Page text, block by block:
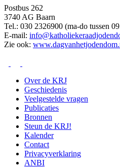
Postbus 262
3740 AG Baarn
Tel.: 030 2326900 (ma-do tussen
E-mail:
Zie ook:
Over de KRJ
Geschiedenis
Veelgestelde vragen
Publicaties
Bronnen
Steun de KRJ!
Kalender
Contact
Privacyverklaring
ANBI